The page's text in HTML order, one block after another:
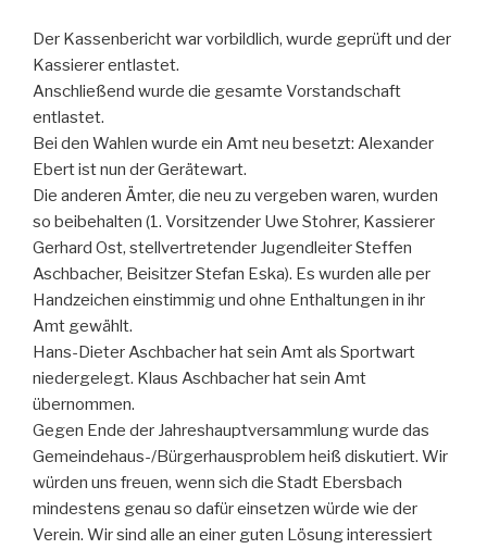
Der Kassenbericht war vorbildlich, wurde geprüft und der
Kassierer entlastet.
Anschließend wurde die gesamte Vorstandschaft
entlastet.
Bei den Wahlen wurde ein Amt neu besetzt: Alexander
Ebert ist nun der Gerätewart.
Die anderen Ämter, die neu zu vergeben waren, wurden
so beibehalten (1. Vorsitzender Uwe Stohrer, Kassierer
Gerhard Ost, stellvertretender Jugendleiter Steffen
Aschbacher, Beisitzer Stefan Eska). Es wurden alle per
Handzeichen einstimmig und ohne Enthaltungen in ihr
Amt gewählt.
Hans-Dieter Aschbacher hat sein Amt als Sportwart
niedergelegt. Klaus Aschbacher hat sein Amt
übernommen.
Gegen Ende der Jahreshauptversammlung wurde das
Gemeindehaus-/Bürgerhausproblem heiß diskutiert. Wir
würden uns freuen, wenn sich die Stadt Ebersbach
mindestens genau so dafür einsetzen würde wie der
Verein. Wir sind alle an einer guten Lösung interessiert